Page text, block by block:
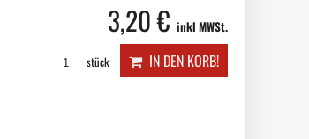
3,20 € inkl MWSt.
stück IN DEN KORB!